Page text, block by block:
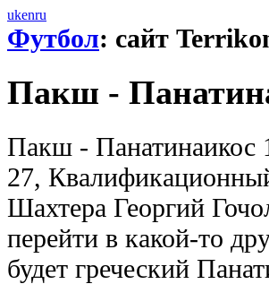
ukenru
Футбол: сайт
Пакш -
Пакш - Панатинаикос
27,
Шахтера Георгий
перейти в какой-то
будет греческий